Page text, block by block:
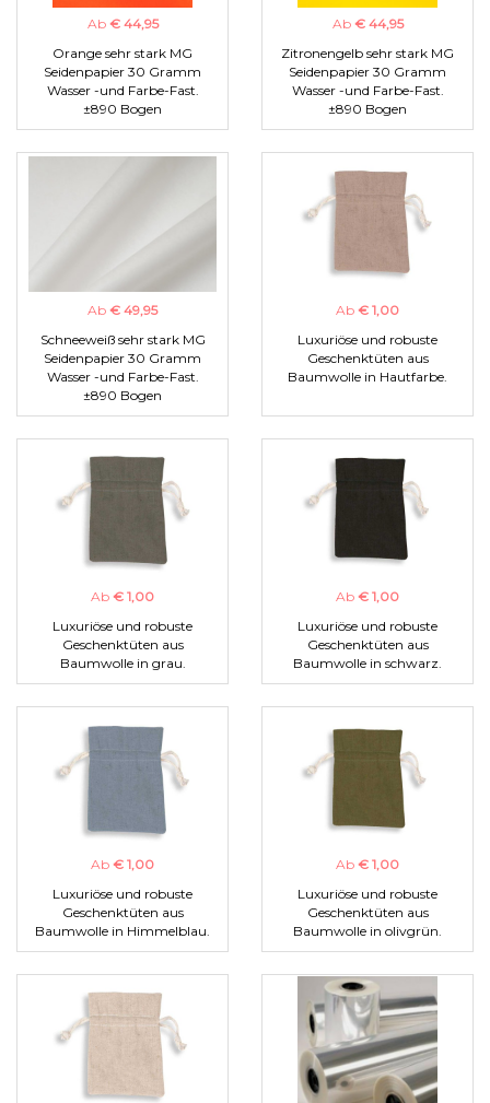
Ab € 44,95
Orange sehr stark MG
Seidenpapier 30 Gramm
Wasser -und Farbe-Fast.
±890 Bogen
Ab € 44,95
Zitronengelb sehr stark MG
Seidenpapier 30 Gramm
Wasser -und Farbe-Fast.
±890 Bogen
Ab € 49,95
Schneeweiß sehr stark MG
Seidenpapier 30 Gramm
Wasser -und Farbe-Fast.
±890 Bogen
Ab € 1,00
Luxuriöse und robuste
Geschenktüten aus
Baumwolle in Hautfarbe.
Ab € 1,00
Luxuriöse und robuste
Geschenktüten aus
Baumwolle in grau.
Ab € 1,00
Luxuriöse und robuste
Geschenktüten aus
Baumwolle in schwarz.
Ab € 1,00
Luxuriöse und robuste
Geschenktüten aus
Baumwolle in Himmelblau.
Ab € 1,00
Luxuriöse und robuste
Geschenktüten aus
Baumwolle in olivgrün.